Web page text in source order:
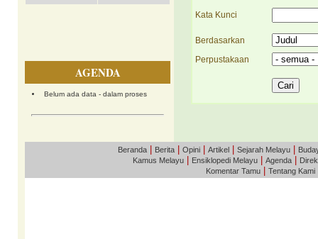
AGENDA
Belum ada data - dalam proses
Kata Kunci
Berdasarkan
Perpustakaan
Beranda Berita Opini Artikel Sejarah Melayu
Kamus Melayu
Ensiklopedi Melayu Agenda
Komentar Tamu
Tentang Kami